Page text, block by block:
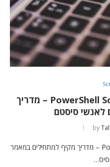
PowerShell Scripting for Beginners – מדריך
לאנשי סיסטם
by
PowerShell Scripting for Beginners – מדריך מקיף למתחילים במאמר